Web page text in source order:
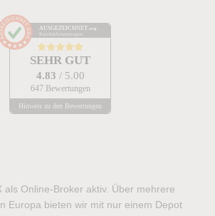
AUSGEZEICHNET .org
Kundenbewertungen
SEHR GUT
4.83 / 5.00
647 Bewertungen
Hinweis zu den Bewertungen
als Online-Broker aktiv. Über mehrere
Europa bieten wir mit nur einem Depot